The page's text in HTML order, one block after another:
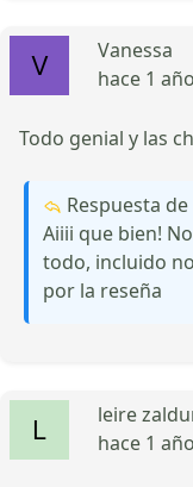
Vanessa
hace 1
Todo genial y las
Respuesta de
Aiiii que bien!
todo, incluido
por la reseña
leire
hace 1